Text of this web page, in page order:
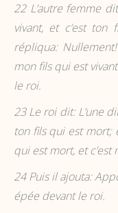
22 L’autre femme
vivant, et c’est
répliqua:
mon fils qui est
le roi.
23Le roi dit: L’une
ton fils qui est mort;
qui est mort, et c’est
24Puis il ajouta:
épée devant le roi.